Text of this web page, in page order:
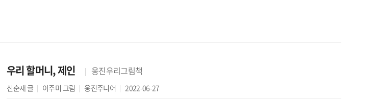
우리 할머니, 제인 웅진우리그림책
신순재 글 이주미 그림 웅진주니어 2022-06-27